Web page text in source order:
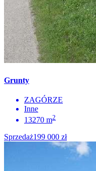
Grunty
ZAGÓRZE
Inne
13270 m2
Sprzedaż199 000 zł